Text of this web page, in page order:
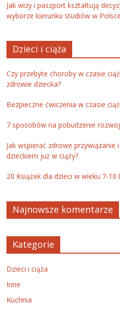
Jak wizy i paszport kształtują
wyborze kierunku studiów w Polsce
Dzieci i ciąża
Czy przebyte choroby w czasie
zdrowie dziecka?
Bezpieczne ćwiczenia w czasie
7 sposobów na pobudzenie
Jak wspierać zdrowe
dzieckiem już w ciąży?
20 Książek dla dzieci w wieku 7-10
Najnowsze komentarze
Kategorie
Dzieci i ciąża
Inne
Kuchnia